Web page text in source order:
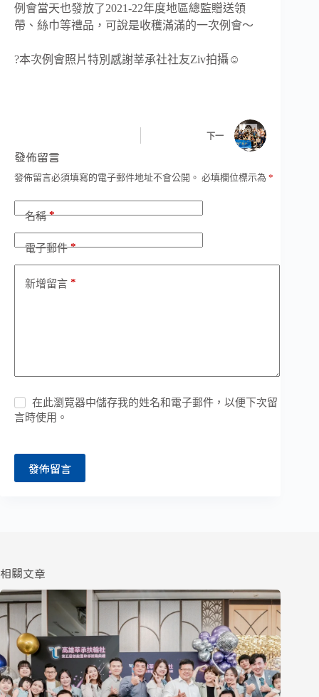
例會當天也發放了2021-22年度地區總監贈送領
帶、絲巾等禮品，可說是收穫滿滿的一次例會～
?本次例會照片特別感謝莘承社社友Ziv拍攝☺️
下一
發佈留言
發佈留言必須填寫的電子郵件地址不會公開。 必填欄位標示為 *
名稱*
電子郵件*
新增留言 *
在此瀏覽器中儲存我的姓名和電子郵件，以便下次留
言時使用。
發佈留言
相關文章